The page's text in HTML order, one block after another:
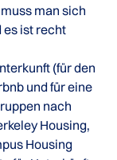
man sich
es ist recht
(für den
und für eine
nach
Housing,
Housing